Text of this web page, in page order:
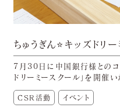
ちゅうぎん⭐キッズドリ
7月30日に中国銀行様とのコ
ドリーミースクール」を開催
CSR活動 イベント